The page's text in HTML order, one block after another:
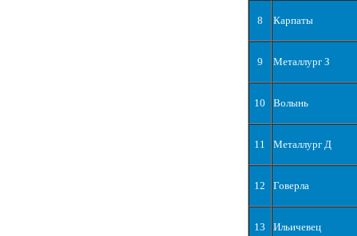
8 Карпаты
9 Металлург З
10 Волынь
11 Металлург Д
12 Говерла
13 Ильичевец